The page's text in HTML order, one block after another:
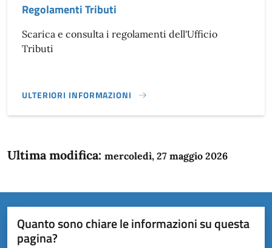
Regolamenti Tributi
Scarica e consulta i regolamenti dell'Ufficio
Tributi
ULTERIORI INFORMAZIONI
REGOLAMENTI TRIBUTI}
Ultima modifica: mercoledì, 27 maggio 2026
Quanto sono chiare le informazioni su questa
pagina?